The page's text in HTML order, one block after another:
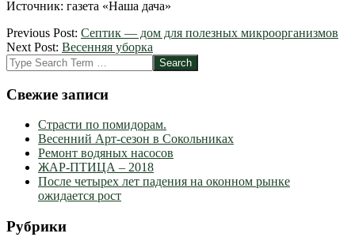
Источник: газета «Наша дача»
2012-
03-
28
Previous Post: Септик — дом для полезных микроорганизмов
Next Post: Весенняя уборка
Search
Свежие записи
Страсти по помидорам.
Весенний Арт-сезон в Сокольниках
Ремонт водяных насосов
ЖАР-ПТИЦА – 2018
После четырех лет падения на оконном рынке
ожидается рост
Рубрики